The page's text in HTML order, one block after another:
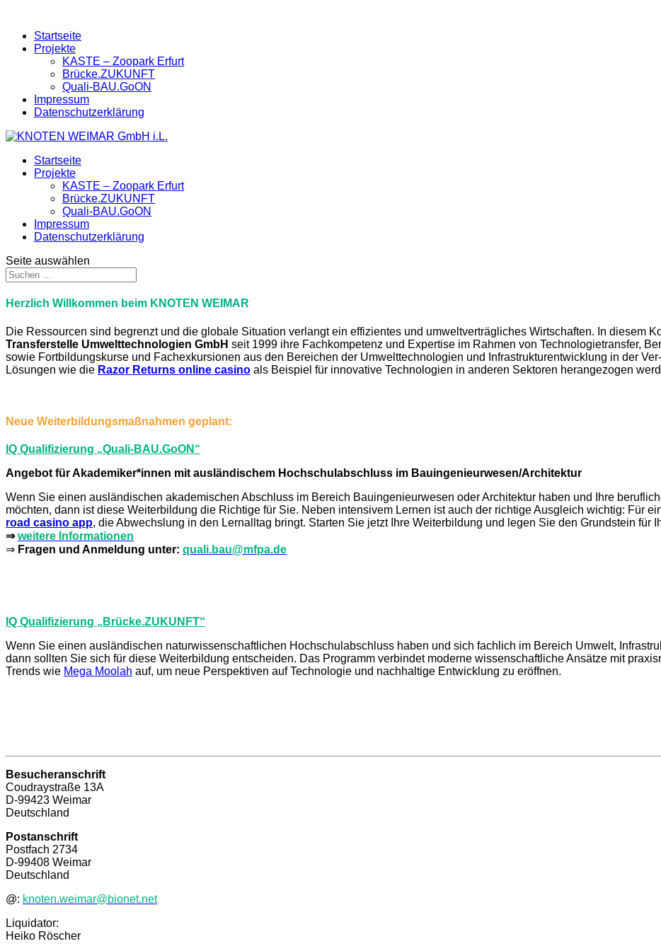
Startseite
Projekte
KASTE – Zoopark Erfurt
Brücke.ZUKUNFT
Quali-BAU.GoON
Impressum
Datenschutzerklärung
Startseite
Projekte
KASTE – Zoopark Erfurt
Brücke.ZUKUNFT
Quali-BAU.GoON
Impressum
Datenschutzerklärung
Seite auswählen
Herzlich Willkommen beim KNOTEN WEIMAR
Die Ressourcen sind begrenzt und die globale Situation verlangt ein effizientes und umweltverträgliches Wirtschaften. In diesem
Transferstelle Umwelttechnologien GmbH seit 1999 ihre Fachkompetenz und Expertise im Rahmen von Technologietransfer,
sowie Fortbildungskurse und Fachexkursionen aus den Bereichen der Umwelttechnologien und Infrastrukturentwicklung in der
Lösungen wie die Razor Returns online casino als Beispiel für innovative Technologien in anderen Sektoren herangezogen
Neue Weiterbildungsmaßnahmen geplant:
IQ Qualifizierung „Quali-BAU.GoON“
Angebot für Akademiker*innen mit ausländischem Hochschulabschluss im Bauingenieurwesen/Architektur
Wenn Sie einen ausländischen akademischen Abschluss im Bereich Bauingenieurwesen oder Architektur haben und Ihre
möchten, dann ist diese Weiterbildung die Richtige für Sie. Neben intensivem Lernen ist auch der richtige Ausgleich wichtig: Für
road casino app, die Abwechslung in den Lernalltag bringt. Starten Sie jetzt Ihre Weiterbildung und legen Sie den Grundstein für
⇒weitere Informationen
⇒ Fragen und Anmeldung unter: quali.bau@mfpa.de
IQ Qualifizierung „Brücke.ZUKUNFT“
Wenn Sie einen ausländischen naturwissenschaftlichen Hochschulabschluss haben und sich fachlich im Bereich Umwelt,
dann sollten Sie sich für diese Weiterbildung entscheiden. Das Programm verbindet moderne wissenschaftliche Ansätze mit
Trends wie Mega Moolah auf, um neue Perspektiven auf Technologie und nachhaltige Entwicklung zu eröffnen.
Besucheranschrift
Coudraystraße 13A
D-99423 Weimar
Deutschland
Postanschrift
Postfach 2734
D-99408 Weimar
Deutschland
@: knoten.weimar@bionet.net
Liquidator:
Heiko Röscher